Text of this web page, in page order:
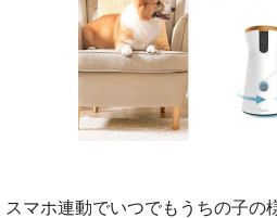
スマホ連動でいつでもうちの子の